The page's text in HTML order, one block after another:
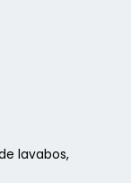
lavabos,